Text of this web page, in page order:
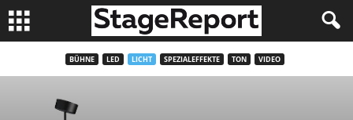
BÜHNE LED LICHT SPEZIALEFFEKTE TON VIDEO